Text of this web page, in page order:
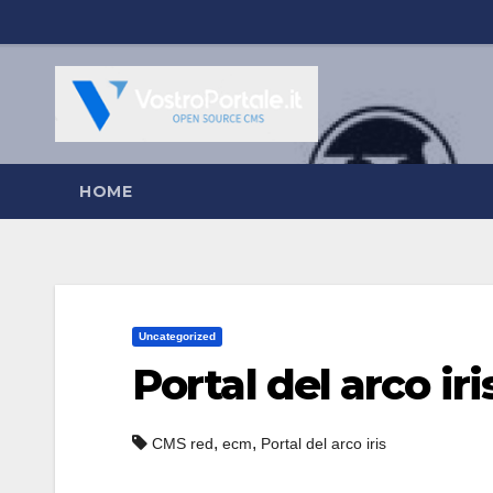
al
contenuto
HOME
Uncategorized
Portal del arco
CMS red, ecm, Portal del arco iris